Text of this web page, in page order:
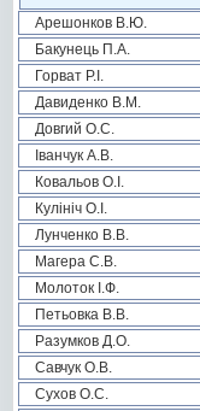
Арешонков В.Ю.
Бакунець П.А.
Горват Р.І.
Давиденко В.М.
Довгий О.С.
Іванчук А.В.
Ковальов О.І.
Кулініч О.І.
Лунченко В.В.
Магера С.В.
Молоток І.Ф.
Петьовка В.В.
Разумков Д.О.
Савчук О.В.
Сухов О.С.